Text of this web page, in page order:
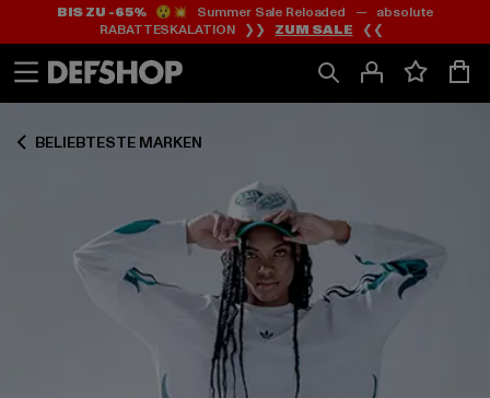
Zum
Inhalt
springen
Zum
Fußzeile
springen
BIS ZU -65%😲💥 Summer Sale Reloaded — absolute
RABATTESKALATION ❯❯ ZUM SALE ❮❮
BELIEBTESTE MARKEN
Zum
Produktraster
springen